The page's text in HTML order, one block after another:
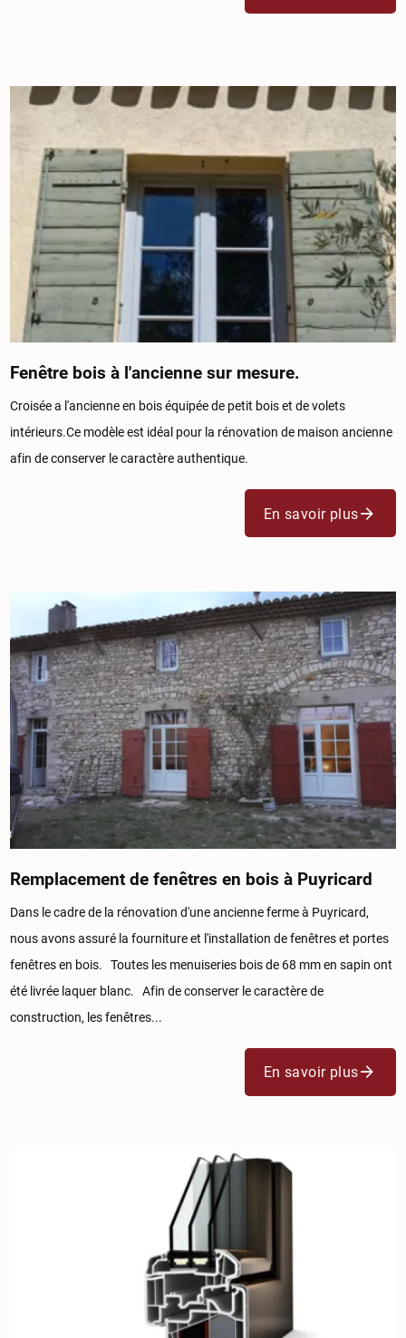
Fenêtre bois à l'ancienne sur mesure.
Croisée a l'ancienne en bois équipée de petit bois et de volets
intérieurs.Ce modèle est idéal pour la rénovation de maison ancienne
afin de conserver le caractère authentique.
En savoir plus
Remplacement de fenêtres en bois à Puyricard
Dans le cadre de la rénovation d'une ancienne ferme à Puyricard,
nous avons assuré la fourniture et l'installation de fenêtres et portes
fenêtres en bois. Toutes les menuiseries bois de 68 mm en sapin ont
été livrée laquer blanc. Afin de conserver le caractère de
construction, les fenêtres...
En savoir plus